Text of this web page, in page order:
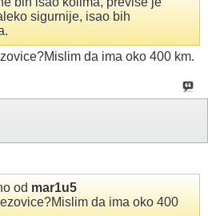
sigurnije, isao bih
da ima oko 400 km.
od mar1u5
da ima oko 400